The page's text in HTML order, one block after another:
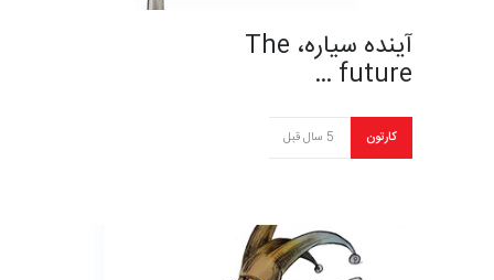
آینده سیاره، The
future …
کارتون 5 سال قبل